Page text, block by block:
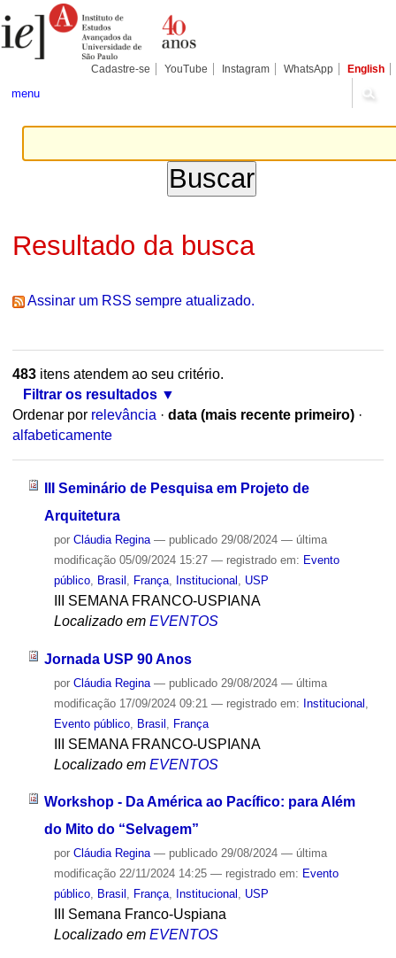
para
conteúdo.
Pessoais
Cadastre-se YouTube Instagram WhatsApp English
menu
Resultado da busca
Assinar um RSS sempre atualizado.
483itens atendem ao seu critério.
Filtrar os resultados
Ordenar por relevância · data (mais recente primeiro) ·
alfabeticamente
III Seminário de Pesquisa em Projeto de
Arquitetura
por Cláudia Regina — publicado29/08/2024 — última
modificação05/09/2024 15:27 — registrado em: Evento
público, Brasil França, Institucional USP
III SEMANA FRANCO-USPIANA
Localizado em EVENTOS
Jornada USP 90 Anos
por Cláudia Regina — publicado29/08/2024 — última
modificação17/09/2024 09:21 — registrado em: Institucional
Evento público, Brasil França
III SEMANA FRANCO-USPIANA
Localizado em EVENTOS
Workshop - Da América ao Pacífico: para Além
do Mito do “Selvagem”
por Cláudia Regina — publicado29/08/2024 — última
modificação22/11/2024 14:25 — registrado em: Evento
público, Brasil , França, Institucional , USP
III Semana Franco-Uspiana
Localizado em EVENTOS